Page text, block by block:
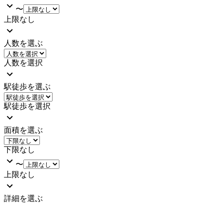
〜
上限なし
人数を選ぶ
人数を選択
駅徒歩を選ぶ
駅徒歩を選択
面積を選ぶ
下限なし
〜
上限なし
詳細を選ぶ